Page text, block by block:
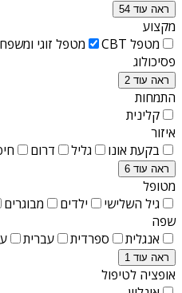
ראה עוד 54
מקצוע
מטפל CBT
מטפל זוגי
פסיכולוג
ראה עוד 2
התמחות
קלינית
איזור
בקעת אונו
גליל דרום
ראה עוד 6
מטופל
גיל השלישי
ילדים מבוגרים
שפה
אנגלית
ספרדית עברית
ראה עוד 1
אופציה לטיפול